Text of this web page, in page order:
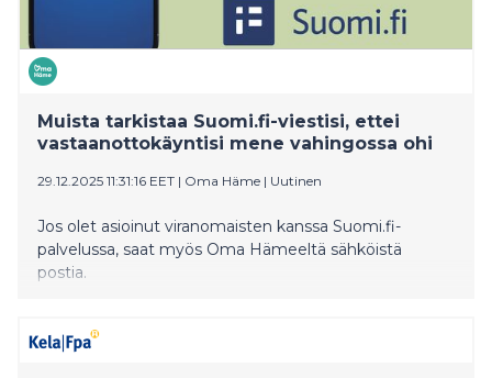
Muista tarkistaa Suomi.fi-viestisi, ettei
vastaanottokäyntisi mene vahingossa ohi
29.12.2025 11:31:16 EET | Oma Häme | Uutinen
Jos olet asioinut viranomaisten kanssa Suomi.fi-
palvelussa, saat myös Oma Hämeeltä sähköistä
postia.